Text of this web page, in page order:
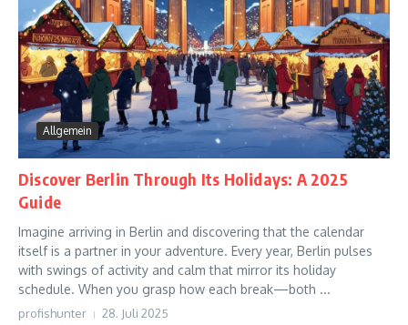
Allgemein
Discover Berlin Through Its Holidays: A 2025
Guide
Imagine arriving in Berlin and discovering that the calendar
itself is a partner in your adventure. Every year, Berlin pulses
with swings of activity and calm that mirror its holiday
schedule. When you grasp how each break—both ...
profishunter 28. Juli 2025